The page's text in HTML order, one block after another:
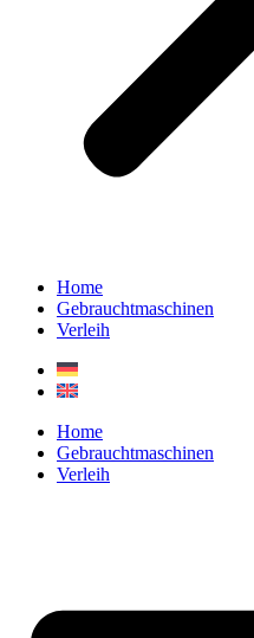
Home
Gebrauchtmaschinen
Verleih
Home
Gebrauchtmaschinen
Verleih